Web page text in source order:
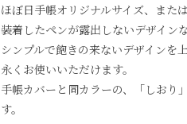
ほぼ日手帳オリジナルサイズ、また
装着したペンが露出しないデザイン
シンプルで飽きの来ないデザインを
永くお使いいただけます。
手帳カバーと同カラーの、「しおり
す。